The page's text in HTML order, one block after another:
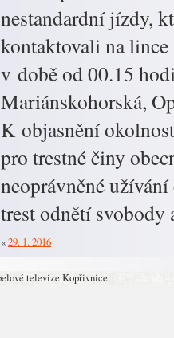
nestandardní jízdy,
kontaktovali na
v době od 00.15
Mariánskohorská,
K objasnění
pro trestné činy
neoprávněné
trest odnětí svobody
«29. 1. 2016
televize Kopřivnice